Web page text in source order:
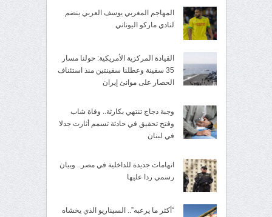
المهاجم المغربي يوسف العربي ينضم
لنادي ماركو اليوناني
القيادة المركزية الأمريكية: حولنا مسار
35 سفينة وعطلنا سفينتين منذ استئناف
الحصار على موانئ إيران
وجبة دجاج تنتهي بكارثة.. وفاة شاب
وفتح تحقيق في حادثة تسمم أثارت جدلا
في لبنان
اتهامات جديدة للداخلية في مصر.. وبيان
رسمي ردا عليها
“أكثر ما يرعبه”.. السيناريو الذي يخشاه